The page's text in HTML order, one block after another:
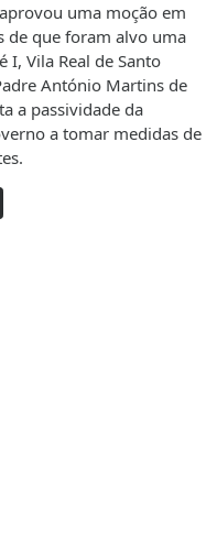
uma moção em
de que foram alvo uma
I, Vila Real de Santo
António Martins de
a passividade da
a tomar medidas de